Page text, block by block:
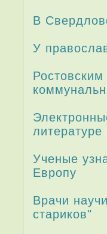
В
У
Ученые
Европу
Врачи
стари­ков"